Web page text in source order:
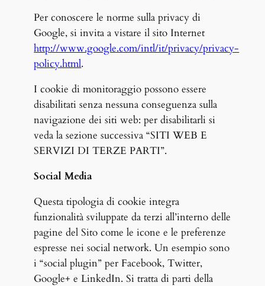
Per conoscere le norme sulla privacy di
Google, si invita a vistare il sito Internet
http://www.google.com/intl/it/privacy/privacy-
policy.html.
I cookie di monitoraggio possono essere
disabilitati senza nessuna conseguenza sulla
navigazione dei siti web: per disabilitarli si
veda la sezione successiva “SITI WEB E
SERVIZI DI TERZE PARTI”.
Social Media
Questa tipologia di cookie integra
funzionalità sviluppate da terzi all’interno delle
pagine del Sito come le icone e le preferenze
espresse nei social network. Un esempio sono
i “social plugin” per Facebook, Twitter,
Google+ e LinkedIn. Si tratta di parti della